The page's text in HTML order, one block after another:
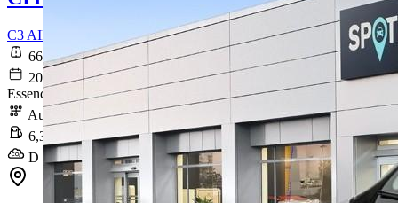
C3 AIRCROSS PureTech 130 S&S EAT6 Shine
66 616 km
2020-12-28
Essence sans plomb
Automatique
6,3 l/100km
D (142 g/km)